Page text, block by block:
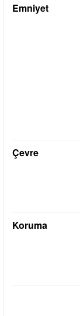
Emniyet
Çevre
Koruma